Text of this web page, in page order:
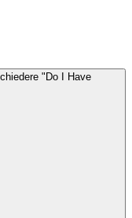
"Do I Have